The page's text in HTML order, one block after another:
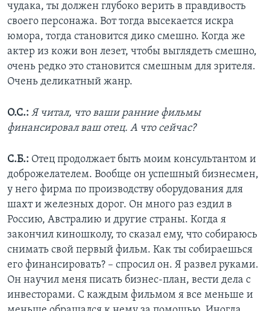
чудака, ты должен глубоко верить в правдивость
своего персонажа. Вот тогда высекается искра
юмора, тогда становится дико смешно. Когда же
актер из кожи вон лезет, чтобы выглядеть смешно,
очень редко это становится смешным для зрителя.
Очень деликатный жанр.
О.С.: Я читал, что ваши ранние фильмы
финансировал ваш отец. А что сейчас?
С.Б.: Отец продолжает быть моим консультантом и
доброжелателем. Вообще он успешный бизнесмен,
у него фирма по производству оборудования для
шахт и железных дорог. Он много раз ездил в
Россию, Австралию и другие страны. Когда я
закончил киношколу, то сказал ему, что собираюсь
снимать свой первый фильм. Как ты собираешься
его финансировать? – спросил он. Я развел руками.
Он научил меня писать бизнес-план, вести дела с
инвесторами. С каждым фильмом я все меньше и